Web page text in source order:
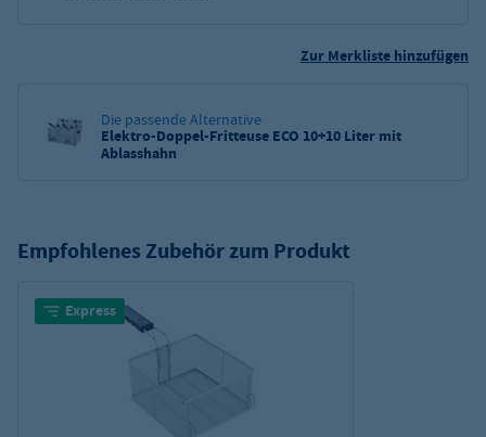
Zur Merkliste hinzufügen
Die passende Alternative
Elektro-Doppel-Fritteuse ECO 10+10 Liter mit
Ablasshahn
Empfohlenes Zubehör zum Produkt
Express